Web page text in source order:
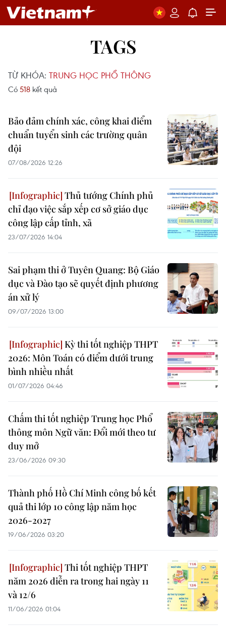
TAGS
TỪ KHÓA: TRUNG HỌC PHỔ THÔNG
Có 518 kết quả
Bảo đảm chính xác, công khai điểm
chuẩn tuyển sinh các trường quân
đội
07/08/2026 12:26
Thủ tướng Chính phủ
chỉ đạo việc sắp xếp cơ sở giáo dục
công lập cấp tỉnh, xã
23/07/2026 14:04
Sai phạm thi ở Tuyên Quang: Bộ Giáo
dục và Đào tạo sẽ quyết định phương
án xử lý
09/07/2026 13:00
Kỳ thi tốt nghiệp THPT
2026: Môn Toán có điểm dưới trung
bình nhiều nhất
01/07/2026 04:46
Chấm thi tốt nghiệp Trung học Phổ
thông môn Ngữ văn: Đổi mới theo tư
duy mở
23/06/2026 09:30
Thành phố Hồ Chí Minh công bố kết
quả thi lớp 10 công lập năm học
2026-2027
19/06/2026 03:20
Thi tốt nghiệp THPT
năm 2026 diễn ra trong hai ngày 11
và 12/6
11/06/2026 01:04